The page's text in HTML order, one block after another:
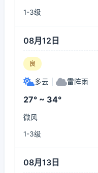
1-3级
08月12日
良
多云 雷阵雨
27° ~ 34°
微风
1-3级
08月13日